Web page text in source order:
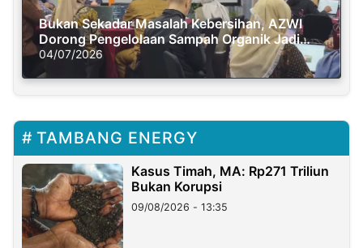
Bukan Sekadar Masalah Kebersihan, AZWI
Dorong Pengelolaan Sampah Organik Jadi
Solusi Krisis Iklim
04/07/2026
TAMBANG ENERGY
Kasus Timah, MA: Rp271 Triliun
Bukan Korupsi
09/08/2026 - 13:35